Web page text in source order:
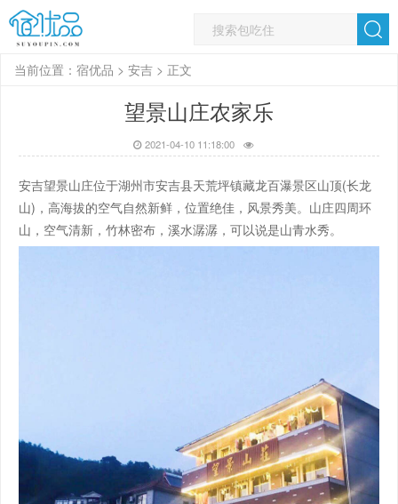
当前位置： 宿优品 > 安吉 > 正文
望景山庄农家乐
2021-04-10 11:18:00
安吉望景山庄位于湖州市安吉县天荒坪镇藏龙百瀑景区山顶(长龙
山)，高海拔的空气自然新鲜，位置绝佳，风景秀美。山庄四周环
山，空气清新，竹林密布，溪水潺潺，可以说是山青水秀。